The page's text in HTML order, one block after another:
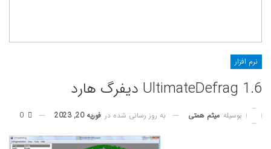
نرم افزار
UltimateDefrag 1.6 دیفرگ هارد
بوسیله میثم همتی به روز رسانی شده در فوریه 20, 2023